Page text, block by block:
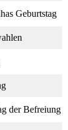
Geburtstag
der Befreiung